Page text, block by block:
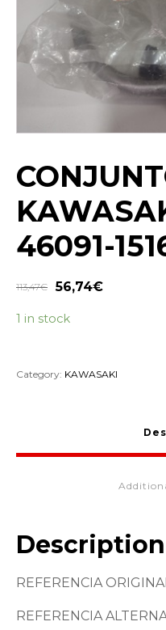
46091-
113,47€ 56,74€
1 in stock
Category: KAWASAKI
Description
REFERENCIA
REFERENCIA